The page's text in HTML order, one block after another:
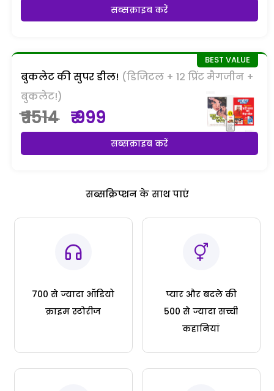
सब्सक्राइब करें
बुकलेट की सुपर डील! (डिजिटल + 12 प्रिंट मैगजीन +
बुकलेट!)
₹ 1514 ₹ 999
सब्सक्राइब करें
सब्सक्रिप्शन के साथ पाएं
700 से ज्यादा ऑडियो
क्राइम स्टोरीज
प्यार और बदले की
500 से ज्यादा सच्ची
कहानियां